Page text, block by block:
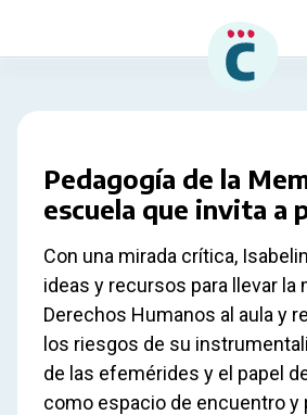
Pedagogía de la
escuela que invita a
Con una mirada crítica,
ideas y recursos para llevar la
Derechos Humanos al aula y
los riesgos de su
de las efemérides y el papel
como espacio de encuentro y